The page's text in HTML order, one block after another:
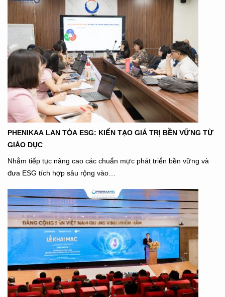
PHENIKAA LAN TỎA ESG: KIẾN TẠO GIÁ TRỊ BỀN VỮNG TỪ
GIÁO DỤC
Nhằm tiếp tục nâng cao các chuẩn mực phát triển bền vững và
đưa ESG tích hợp sâu rộng vào…